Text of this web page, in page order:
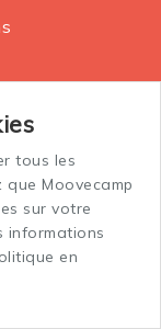
tous les
que Moovecamp
sur votre
informations
en